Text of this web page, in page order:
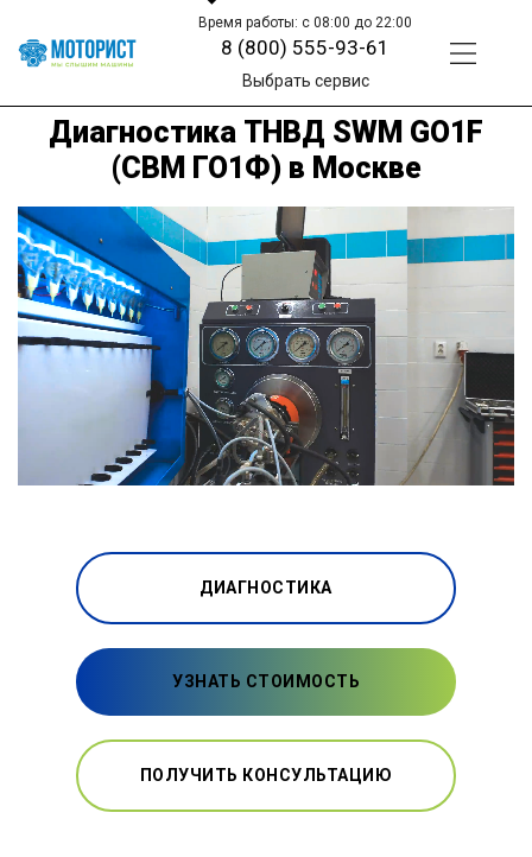
Время работы: с 08:00 до 22:00
8 (800) 555-93-61
Выбрать сервис
Диагностика ТНВД SWM GO1F
(СВМ ГО1Ф) в Москве
ДИАГНОСТИКА
УЗНАТЬ СТОИМОСТЬ
ПОЛУЧИТЬ КОНСУЛЬТАЦИЮ